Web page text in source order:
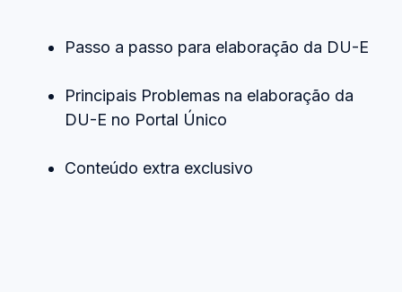
Passo a passo para elaboração da DU-E
Principais Problemas na elaboração da
DU-E no Portal Único
Conteúdo extra exclusivo